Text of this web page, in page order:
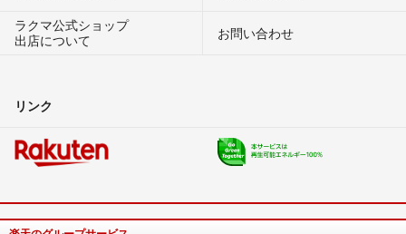
ラクマ公式ショップ
出店について
お問い合わせ
リンク